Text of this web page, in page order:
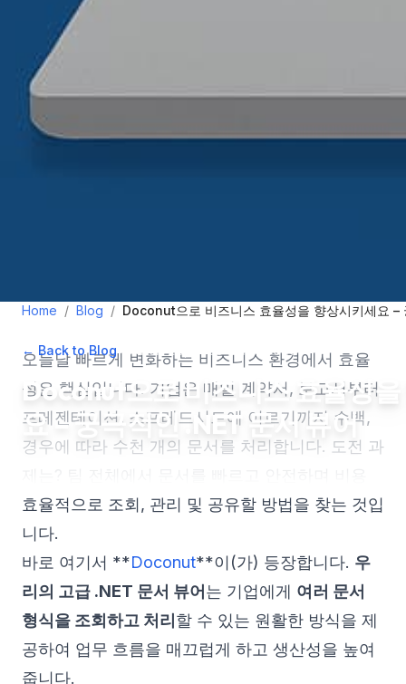
Home / Blog / Doconut으로 비즈니스 효율성을 향상시키세요 –
← Back to Blog• March 28, 2025 min read
Doconut으로 비즈니스 효율성
요 – 궁극적인 .NET 문서 뷰어
오늘날 빠르게 변화하는 비즈니스 환경에서 효율
성은 핵심입니다. 기업은 매일 계약서, 보고서부터
프레젠테이션, 스프레드시트에 이르기까지 수백,
경우에 따라 수천 개의 문서를 처리합니다. 도전 과
효율적으로 조회, 관리 및 공유할 방법을 찾는 것입
니다.
바로 여기서 **Doconut**이(가) 등장합니다. 우
리의 고급 .NET 문서 뷰어 는 기업에게 여러 문서
형식을 조회하고 처리 할 수 있는 원활한 방식을 제
공하여 업무 흐름을 매끄럽게 하고 생산성을 높여
줍니다.